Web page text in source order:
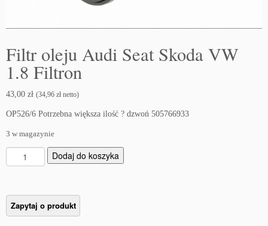
Filtr oleju Audi Seat Skoda VW
1.8 Filtron
43,00 zł (34,96 zł netto)
OP526/6 Potrzebna większa ilość ? dzwoń 505766933
3 w magazynie
l
F
Dodaj do koszyka